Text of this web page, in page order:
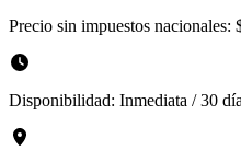
Precio sin impuestos nacionales:
Disponibilidad: Inmediata / 30